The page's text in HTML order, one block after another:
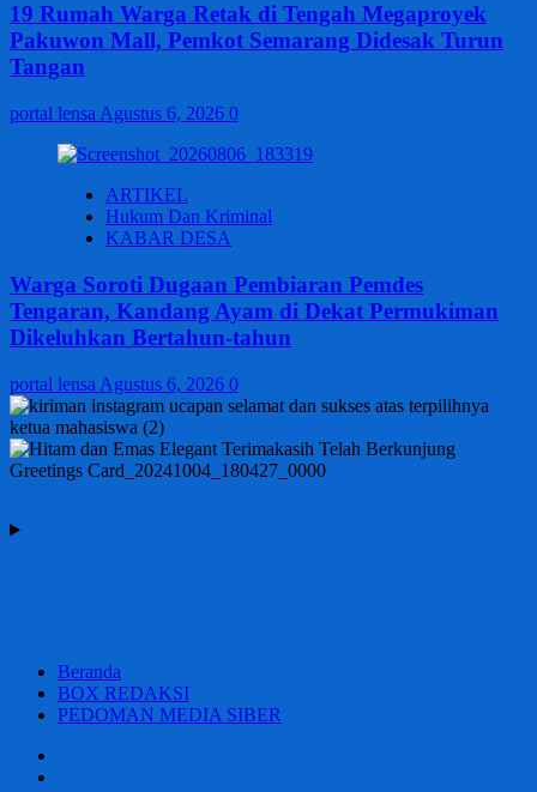
19 Rumah Warga Retak di Tengah Megaproyek
Pakuwon Mall, Pemkot Semarang Didesak Turun
Tangan
portal lensa Agustus 6, 2026 0
ARTIKEL
Hukum Dan Kriminal
KABAR DESA
Warga Soroti Dugaan Pembiaran Pemdes
Tengaran, Kandang Ayam di Dekat Permukiman
Dikeluhkan Bertahun-tahun
portal lensa Agustus 6, 2026 0
Beranda
BOX REDAKSI
PEDOMAN MEDIA SIBER